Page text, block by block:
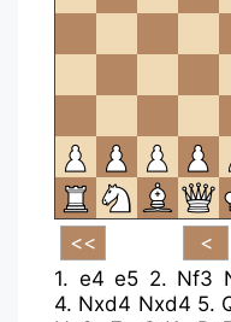
1. e4 e5 2. Nf3
4. Nxd4 Nxd4 5.